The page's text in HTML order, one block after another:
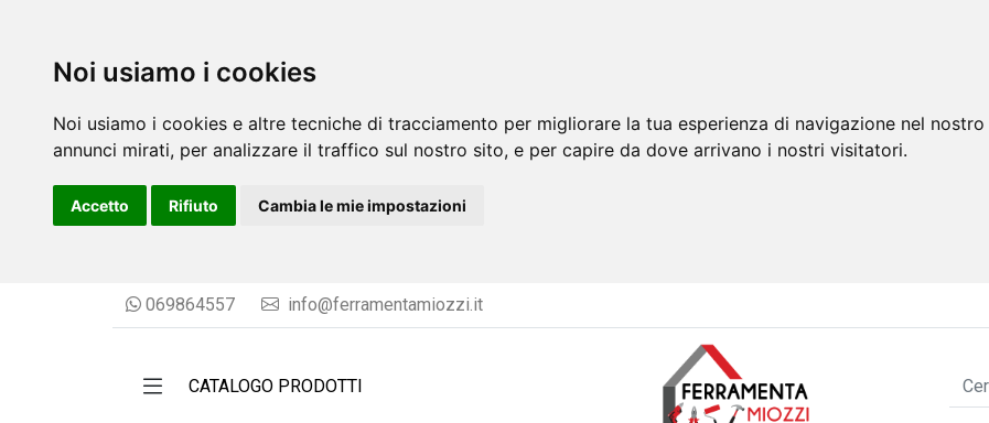
Noi usiamo i cookies
Noi usiamo i cookies e altre tecniche di tracciamento per migliorare la tua esperienza di navigazione nel
annunci mirati, per analizzare il traffico sul nostro sito, e per capire da dove arrivano i nostri visitatori.
Accetto Rifiuto Cambia le mie impostazioni
069864557 info@ferramentamiozzi.it
CATALOGO PRODOTTI